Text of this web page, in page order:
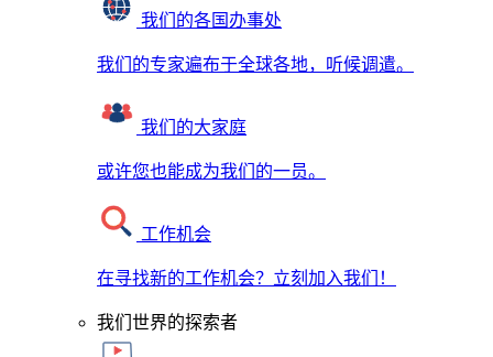
我们的各国办事处
我们的专家遍布于全球各地，听候调遣。
我们的大家庭
或许您也能成为我们的一员。
工作机会
在寻找新的工作机会？立刻加入我们！
我们世界的探索者